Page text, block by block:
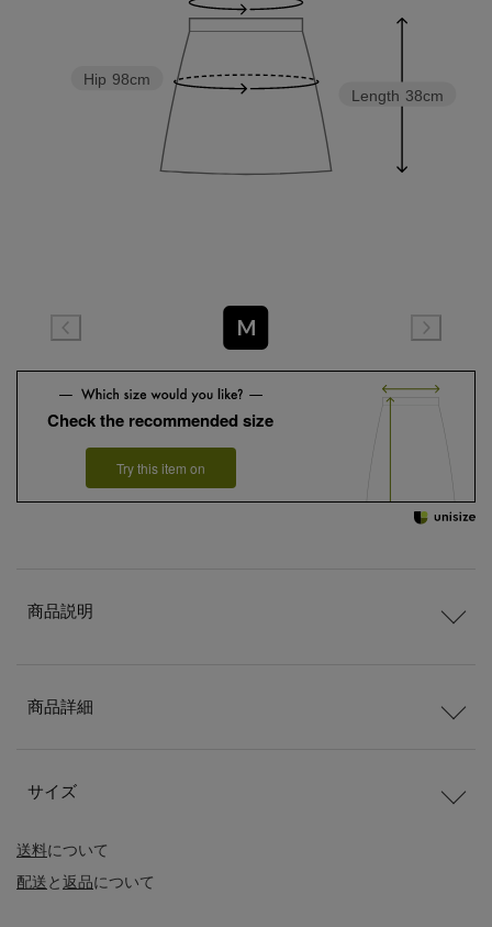
Length 38cm
Hip 98cm
M
Check the recommended size
Try this item on
送料について
配送と返品について
商品説明
商品詳細
サイズ